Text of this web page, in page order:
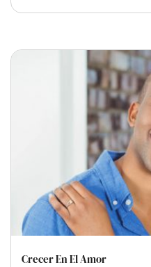
Crecer En El Amor